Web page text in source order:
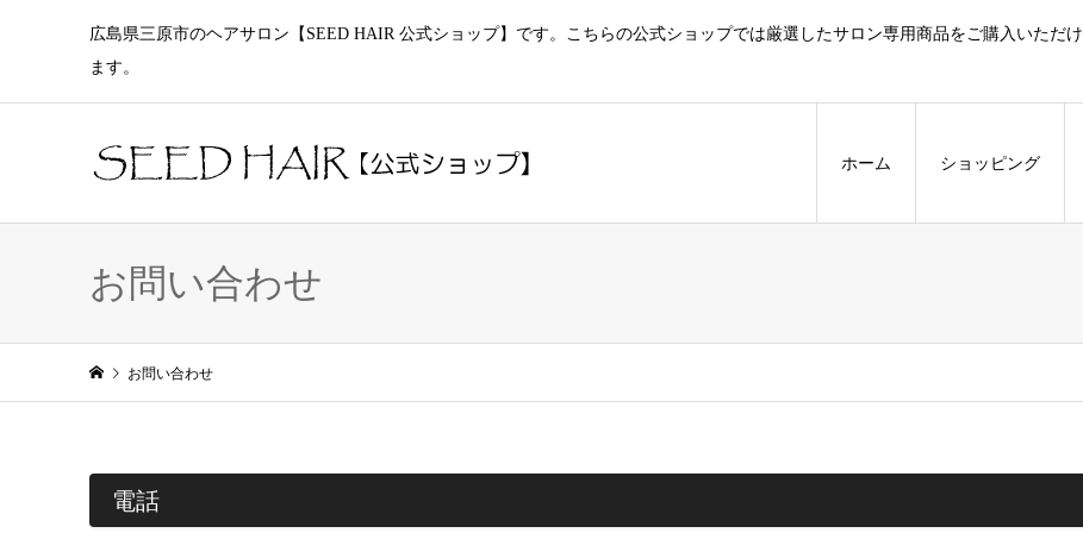
広島県三原市のヘアサロン【SEED HAIR 公式ショップ】です。こちらの公式ショップでは厳選したサロン専用商品をご購入いただけ
ます。
ホーム ショッピング
お問い合わせ
お問い合わせ
電話